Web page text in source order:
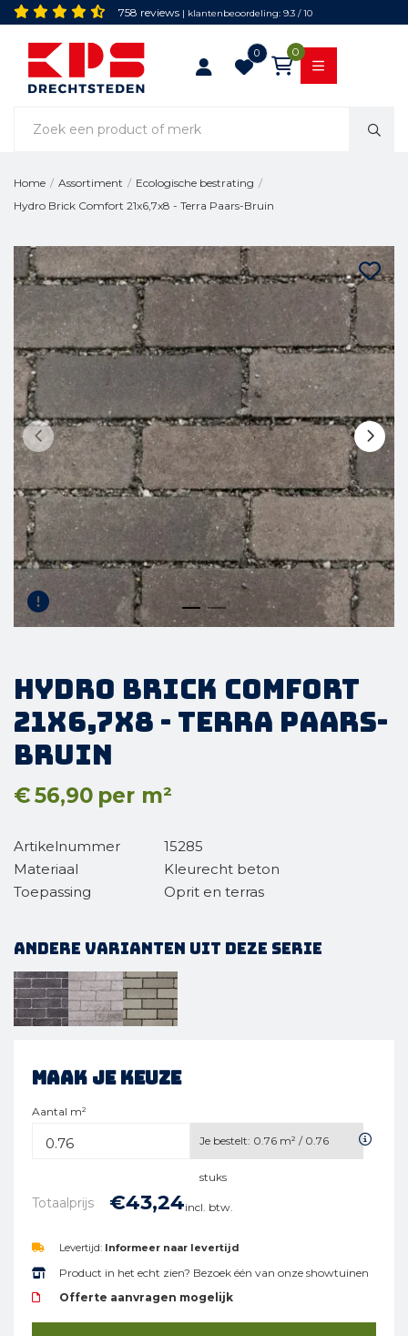
758 reviews | klantenbeoordeling: 9.3 / 10
0 0
Home / Assortiment / Ecologische bestrating /
Hydro Brick Comfort 21x6,7x8 - Terra Paars-Bruin
Hydro Brick Comfort
21x6,7x8 - Terra Paars-
Bruin
€56,90 per m²
Artikelnummer
15285
Materiaal
Kleurecht beton
Toepassing
Oprit en terras
Andere varianten uit deze serie
Maak je keuze
Aantal m²
Je bestelt: 0.76 m² / 0.76
stuks
Totaalprijs €43,24incl. btw.
Levertijd: Informeer naar levertijd
Product in het echt zien? Bezoek één van onze showtuinen
Offerte aanvragen mogelijk